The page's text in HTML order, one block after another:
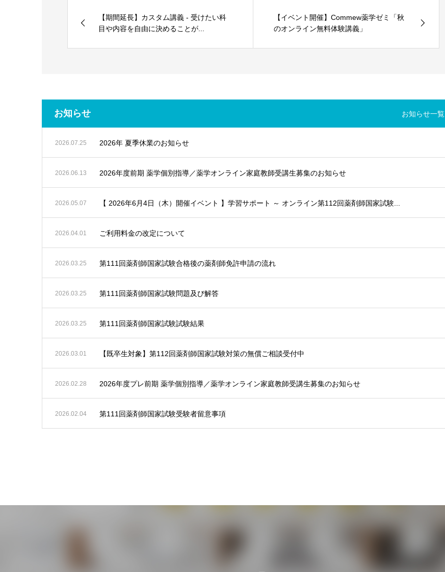
【期間延長】カスタム講義 - 受けたい科
目や内容を自由に決めることが...
【イベント開催】Commew薬学ゼミ「秋
のオンライン無料体験講義」
お知らせ お知らせ一覧
2026.07.25 2026年 夏季休業のお知らせ
2026.06.13 2026年度前期 薬学個別指導／薬学オンライン家庭教師受講生募集のお知らせ
2026.05.07 【 2026年6月4日（木）開催イベント 】学習サポート ～ オンライン第112回薬剤師国家試験...
2026.04.01 ご利用料金の改定について
2026.03.25 第111回薬剤師国家試験合格後の薬剤師免許申請の流れ
2026.03.25 第111回薬剤師国家試験問題及び解答
2026.03.25 第111回薬剤師国家試験試験結果
2026.03.01 【既卒生対象】第112回薬剤師国家試験対策の無償ご相談受付中
2026.02.28 2026年度プレ前期 薬学個別指導／薬学オンライン家庭教師受講生募集のお知らせ
2026.02.04 第111回薬剤師国家試験受験者留意事項